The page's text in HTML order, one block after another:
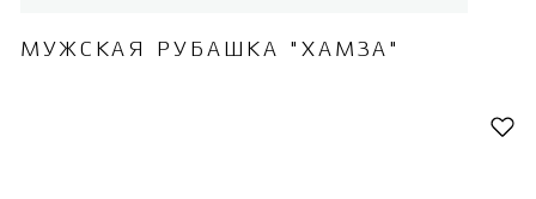
МУЖСКАЯ РУБАШКА "ХАМЗА"